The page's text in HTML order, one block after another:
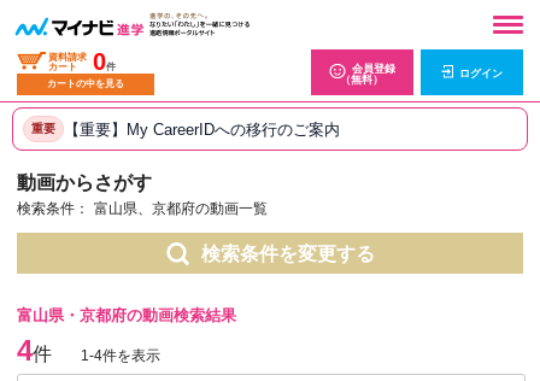
資料請求
カート
0件
カートの中を見る
会員登録
（無料）
ログイン
重要 【重要】My CareerIDへの移行のご案内
動画からさがす
検索条件： 富山県、京都府の動画一覧
検索条件を変更する
富山県・京都府の動画検索結果
4件 1-4件を表示